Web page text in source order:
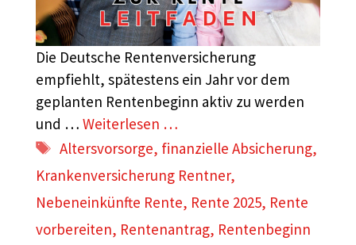
Die Deutsche Rentenversicherung
empfiehlt, spätestens ein Jahr vor dem
geplanten Rentenbeginn aktiv zu werden
und … Weiterlesen …
Schlagwörter
Altersvorsorge, finanzielle Absicherung,
Krankenversicherung Rentner,
Nebeneinkünfte Rente, Rente 2025, Rente
vorbereiten, Rentenantrag, Rentenbeginn